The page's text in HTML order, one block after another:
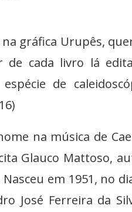
gráfica Urupês,
de cada livro lá
de
na música de
Glauco Mattoso,
em 1951, no
José Ferreira da